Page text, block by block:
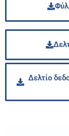
Δελτίο